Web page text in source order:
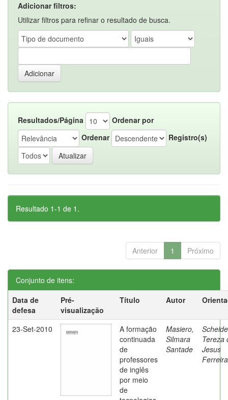
Adicionar filtros:
Utilizar filtros para refinar o resultado de busca.
Resultados/Página
Ordenar por
Ordenar
Registro(s)
Resultado 1-1 de 1.
Anterior 1 Próximo
Conjunto de itens:
Data de
defesa
Pré-
visualização
Título Autor
23-Set-2010
A formação
continuada
de
professores
de inglês
por meio
de
Masiero,
Silmara
Santade
Tereza
Jesus
Ferreira